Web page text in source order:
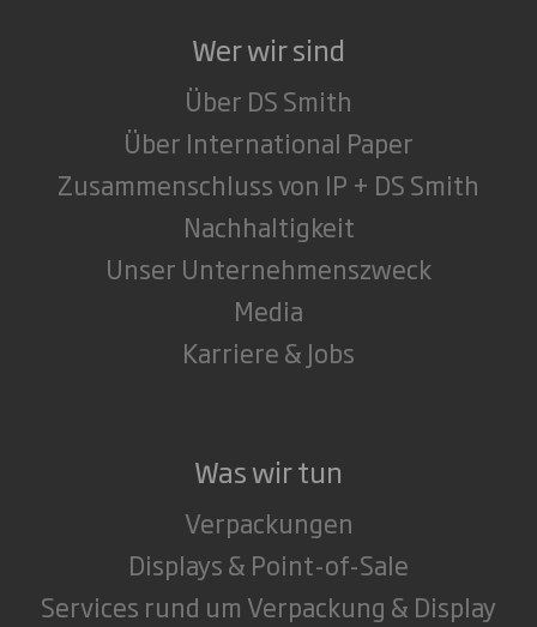
Wer wir sind
Über DS Smith
Über International Paper
Zusammenschluss von IP + DS Smith
Nachhaltigkeit
Unser Unternehmenszweck
Media
Karriere & Jobs
Was wir tun
Verpackungen
Displays & Point-of-Sale
Services rund um Verpackung & Display